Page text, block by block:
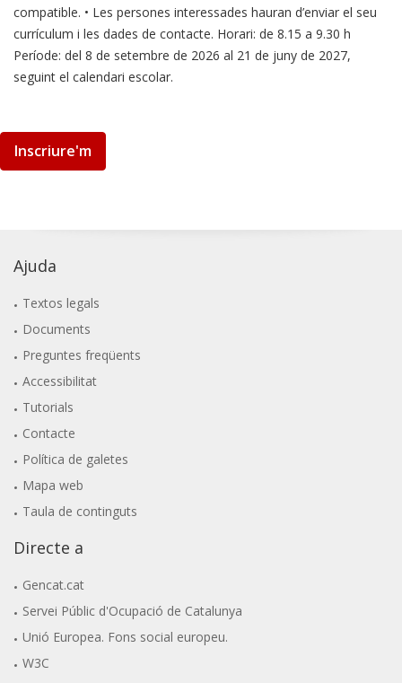
compatible. • Les persones interessades hauran d’enviar el seu
currículum i les dades de contacte. Horari: de 8.15 a 9.30 h
Període: del 8 de setembre de 2026 al 21 de juny de 2027,
seguint el calendari escolar.
Inscriure'm
Ajuda
Textos legals
Documents
Preguntes freqüents
Accessibilitat
Tutorials
Contacte
Política de galetes
Mapa web
Taula de continguts
Directe a
Gencat.cat
Servei Públic d'Ocupació de Catalunya
Unió Europea. Fons social europeu.
W3C